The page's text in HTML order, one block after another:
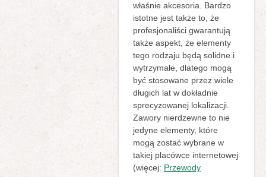
właśnie akcesoria. Bardzo
istotne jest także to, że
profesjonaliści gwarantują
także aspekt, że elementy
tego rodzaju będą solidne i
wytrzymałe, dlatego mogą
być stosowane przez wiele
długich lat w dokładnie
sprecyzowanej lokalizacji.
Zawory nierdzewne to nie
jedyne elementy, które
mogą zostać wybrane w
takiej placówce internetowej
(więcej: Przewody